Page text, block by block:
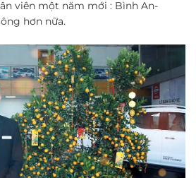
viên một năm mới : Bình An-
hơn nữa.